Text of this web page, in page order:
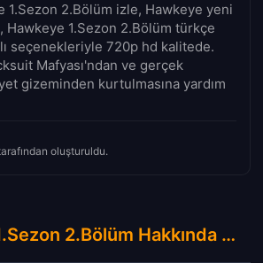
1.Sezon 2.Bölüm izle, Hawkeye yeni
1.Sezon 2.Bölüm türkçe
seçenekleriyle 720p hd kalitede.
Mafyası'ndan ve gerçek
gizeminden kurtulmasına yardım
oluşturuldu.
Hawkeye : 1.Sezon 2.Bölüm Hakkında Yorumlar